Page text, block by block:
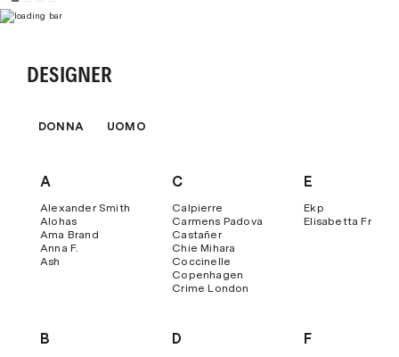
DESIGNER
DONNA UOMO
A
Alexander Smith
Alohas
Ama Brand
Anna F.
Ash
B
C
Calpierre
Carmens Padova
Castañer
Chie Mihara
Coccinelle
Copenhagen
Crime London
D
E
Ekp
Elisabetta Franchi
F